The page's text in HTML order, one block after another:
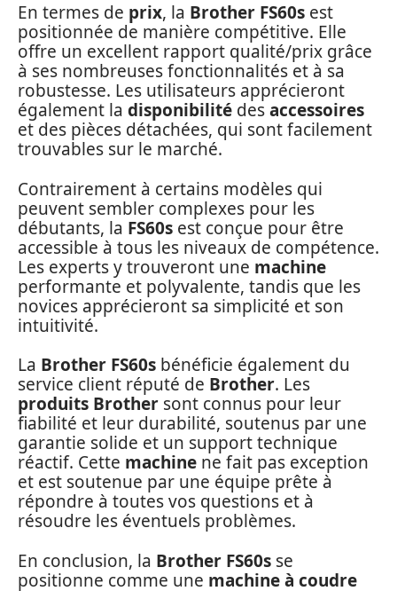
En termes de prix, la Brother FS60s est
positionnée de manière compétitive. Elle
offre un excellent rapport qualité/prix grâce
à ses nombreuses fonctionnalités et à sa
robustesse. Les utilisateurs apprécieront
également la disponibilité desaccessoires
et des pièces détachées, qui sont facilement
trouvables sur le marché.
Contrairement à certains modèles qui
peuvent sembler complexes pour les
débutants, la FS60s est conçue pour être
accessible à tous les niveaux de compétence.
Les experts y trouveront une machine
performante et polyvalente, tandis que les
novices apprécieront sa simplicité et son
intuitivité.
La Brother FS60s bénéficie également du
service client réputé de Brother. Les
produits Brother sont connus pour leur
fiabilité et leur durabilité, soutenus par une
garantie solide et un support technique
réactif. Cette machine ne fait pas exception
et est soutenue par une équipe prête à
répondre à toutes vos questions et à
résoudre les éventuels problèmes.
En conclusion, la Brother FS60s se
positionne comme une machine à coudre